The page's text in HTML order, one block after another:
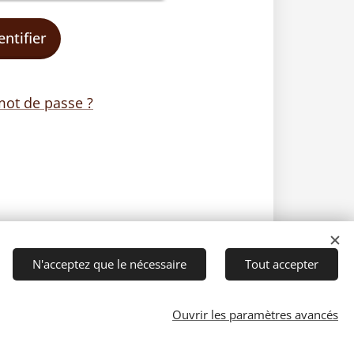
de passe ?
N'acceptez que le nécessaire Tout accepter
Ouvrir les paramètres avancés